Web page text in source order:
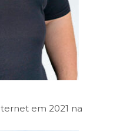
em 2021 na